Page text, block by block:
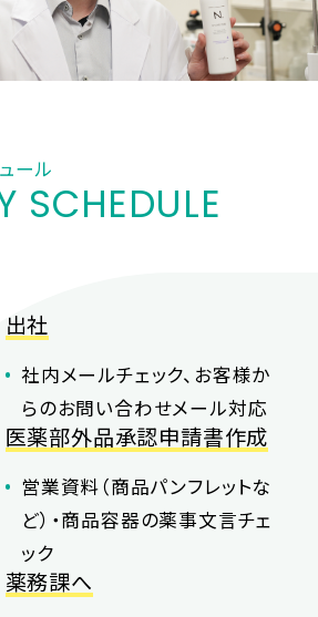
ール
SCHEDULE
出社
社内メールチェック、お客様か
らのお問い合わせメール対応
医薬部外品承認申請書作成
営業資料（商品パンフレットな
ど）・商品容器の薬事文言チェ
ック
薬務課へ